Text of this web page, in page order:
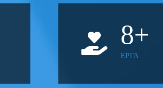
8+
ΕΡΓΑ